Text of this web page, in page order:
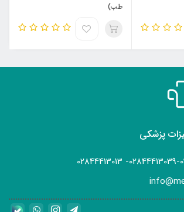
طب)
پزشکی
02844413039-